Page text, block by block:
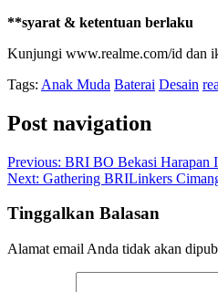
**syarat & ketentuan berlaku
Kunjungi www.realme.com/id dan
Tags: Anak Muda Baterai Desain
Post navigation
Previous: BRI BO Bekasi Harapan
Next: Gathering BRILinkers
Tinggalkan Balasan
Alamat email Anda tidak akan